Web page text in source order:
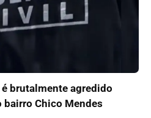
brutalmente agredido
Chico Mendes